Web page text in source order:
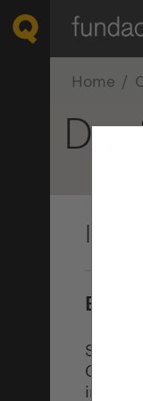
Home
Se